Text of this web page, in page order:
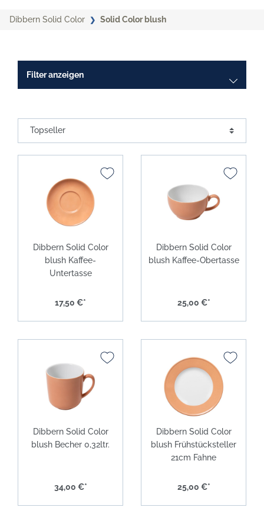
Dibbern Solid Color Solid Color blush
Filter anzeigen
Dibbern Solid Color
blush Kaffee-
Untertasse
17,50 €*
Dibbern Solid Color
blush Kaffee-Obertasse
25,00 €*
Dibbern Solid Color
blush Becher 0,32ltr.
34,00 €*
Dibbern Solid Color
blush Frühstücksteller
21cm Fahne
25,00 €*